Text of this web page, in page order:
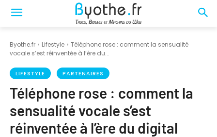
Byothe.fr Lifestyle
Téléphone rose : comment la sensualité
vocale s’est réinventée à l’ère du...
LIFESTYLE PARTENAIRES
Téléphone rose : comment la
sensualité vocale s’est
réinventée à l’ère du digital